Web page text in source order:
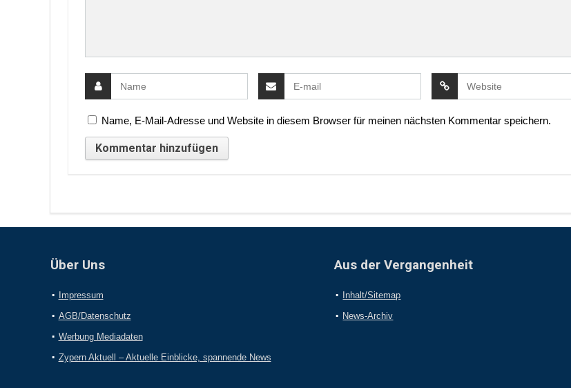
Name, E-Mail-Adresse und Website in diesem Browser für meinen nächsten Kommentar speichern.
Über Uns
Impressum
AGB/Datenschutz
Werbung Mediadaten
Zypern Aktuell – Aktuelle Einblicke, spannende News
Aus der Vergangenheit
Inhalt/Sitemap
News-Archiv